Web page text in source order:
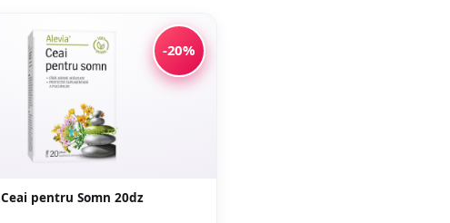
-20%
Ceai pentru Somn 20dz